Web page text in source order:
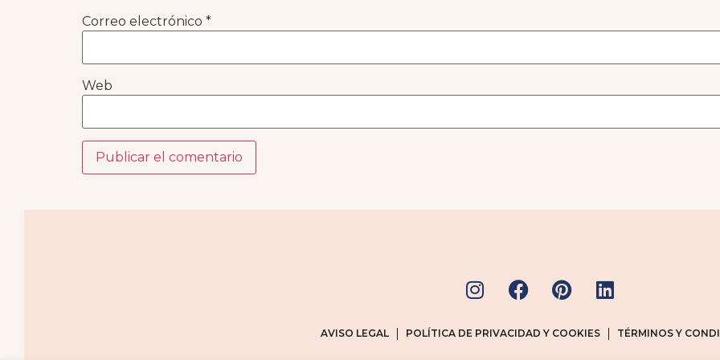
Correo electrónico *
Web
AVISO LEGAL POLÍTICA DE PRIVACIDAD Y COOKIES TÉRMINOS Y